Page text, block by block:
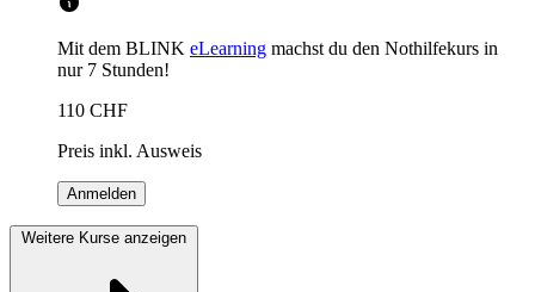
Mit dem BLINK eLearning machst du den Nothilfekurs in
nur 7 Stunden!
110 CHF
Preis inkl. Ausweis
Anmelden
Weitere Kurse anzeigen